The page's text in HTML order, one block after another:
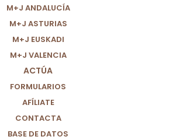
M+J ANDALUCÍA
M+J ASTURIAS
M+J EUSKADI
M+J VALENCIA
ACTÚA
FORMULARIOS
AFÍLIATE
CONTACTA
BASE DE DATOS